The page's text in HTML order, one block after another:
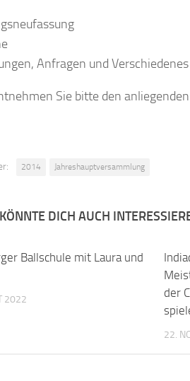
Anfragen und Verschiedenes
Sie bitte den
2014 Jahreshauptversammlung
DICH AUCH
Ballschule mit Laura und
2022
der
22.